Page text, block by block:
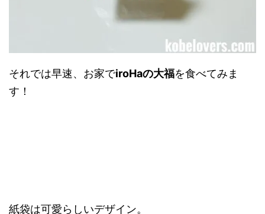
それでは早速、お家でiroHaの大福を食べてみま
す！
紙袋は可愛らしいデザイン。